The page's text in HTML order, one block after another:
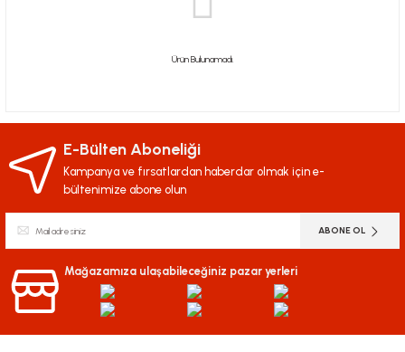
Ürün Bulunamadı.
E-Bülten Aboneliği
Kampanya ve fırsatlardan haberdar olmak için e-
bültenimize abone olun
ABONE OL
Mağazamıza ulaşabileceğiniz pazar yerleri